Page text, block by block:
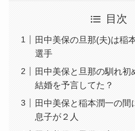
目次
田中美保の旦那(夫)は稲
選手
田中美保と旦那の馴れ初
結婚を予言してた？
田中美保と稲本潤一の間
息子が２人